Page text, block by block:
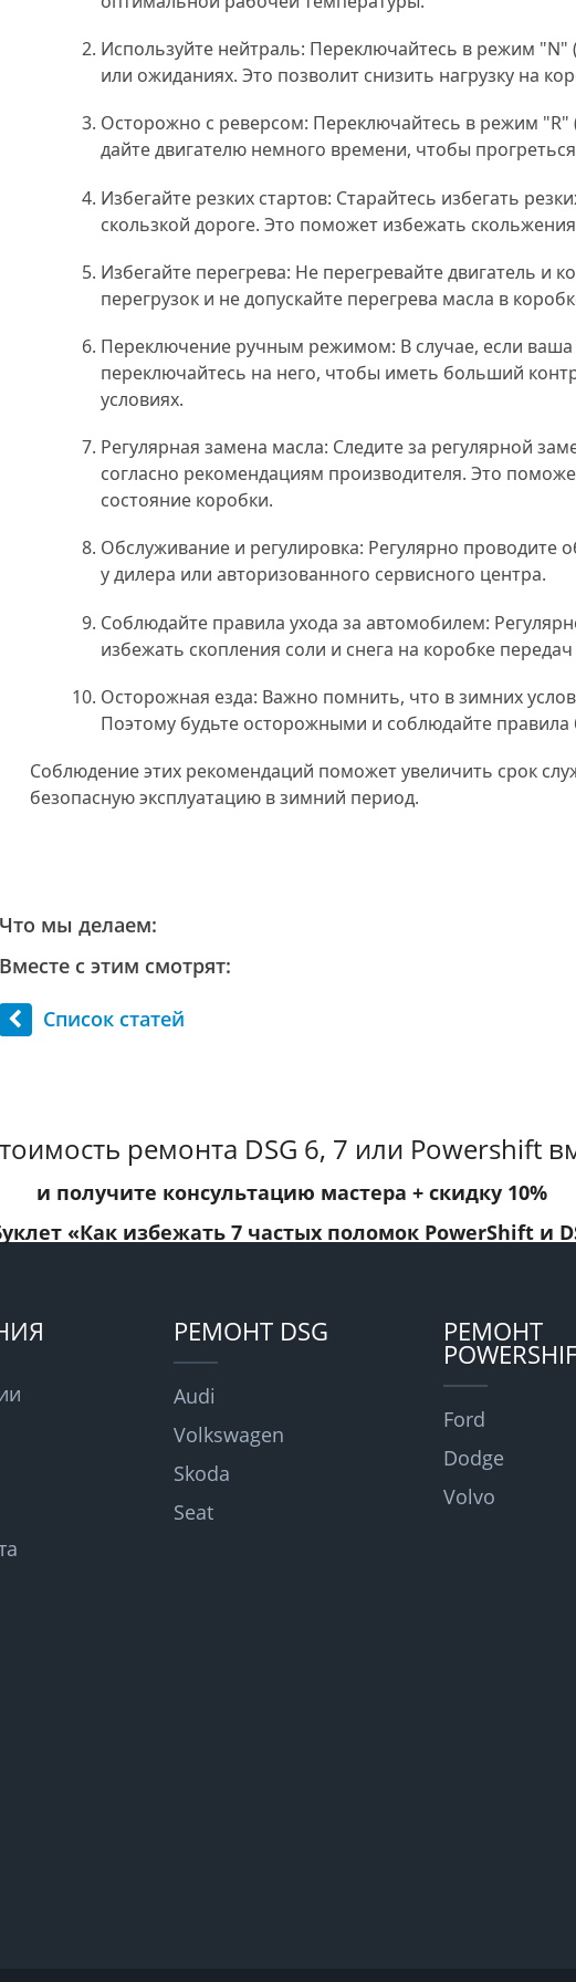
Используйте нейтраль: Переключайтесь в режим "N"
или ожиданиях. Это позволит снизить нагрузку на
Осторожно с реверсом: Переключайтесь в режим "R"
дайте двигателю немного времени, чтобы
Избегайте резких стартов: Старайтесь избегать
скользкой дороге. Это поможет избежать
Избегайте перегрева: Не перегревайте двигатель и
перегрузок и не допускайте перегрева масла в
Переключение ручным режимом: В случае, если
переключайтесь на него, чтобы иметь больший
условиях.
Регулярная замена масла: Следите за регулярной
согласно рекомендациям производителя. Это
состояние коробки.
Обслуживание и регулировка: Регулярно проводите
у дилера или авторизованного сервисного центра.
Соблюдайте правила ухода за автомобилем:
избежать скопления соли и снега на коробке
Осторожная езда: Важно помнить, что в зимних
Поэтому будьте осторожными и соблюдайте правила
Соблюдение этих рекомендаций поможет увеличить срок
безопасную эксплуатацию в зимний период.
Что мы делаем:
Вместе с этим смотрят:
Список статей
ремонта DSG 6, 7 или Powershift
и получите консультацию мастера + скидку 10%
«Как избежать 7 частых поломок PowerShift и
РЕМОНТ DSG
Audi
Volkswagen
Skoda
Seat
РЕМОНТ
Ford
Dodge
Volvo